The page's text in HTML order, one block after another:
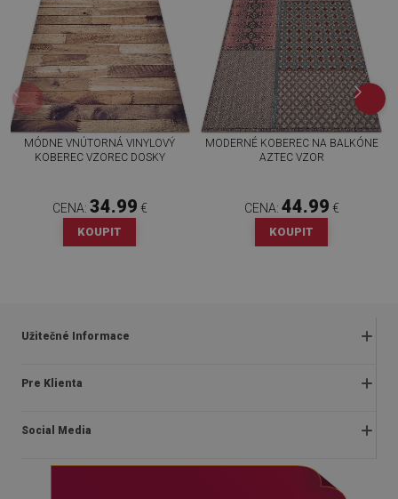
MÓDNE VNÚTORNÁ VINYLOVÝ
KOBEREC VZOREC DOSKY
CENA: 34.99 €
KOUPIT
MODERNÉ KOBEREC NA BALKÓNE
AZTEC VZOR
CENA: 44.99 €
KOUPIT
Užitečné Informace
Obchodné podmienky
Často kladené otázky
Pre Klienta
O nás
Social Media